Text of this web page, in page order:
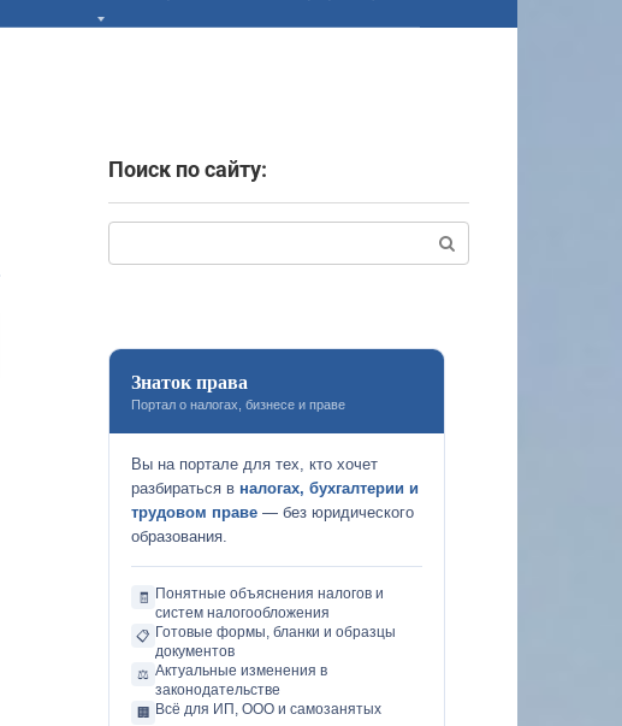
Поиск по сайту:
Знаток права
Портал о налогах, бизнесе и праве
Вы на портале для тех, кто хочет
разбираться в налогах, бухгалтерии и
трудовом праве — без юридического
образования.
🧾
Понятные объяснения налогов и
систем налогообложения
📋 Готовые формы, бланки и образцы
документов
⚖️ Актуальные изменения в
законодательстве
🏢 Всё для ИП, ООО и самозанятых